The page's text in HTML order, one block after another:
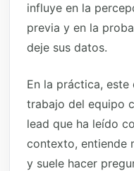
influye en la
previa y en la
deje sus datos.
En la práctica,
trabajo del equipo
lead que ha leído
contexto, entiende
y suele hacer